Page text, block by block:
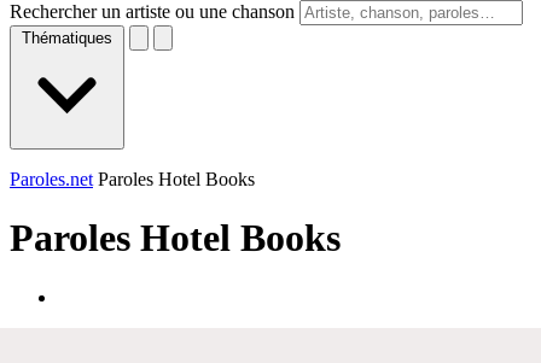
Rechercher un artiste ou une chanson
Thématiques
Paroles.net Paroles Hotel Books
Paroles Hotel Books